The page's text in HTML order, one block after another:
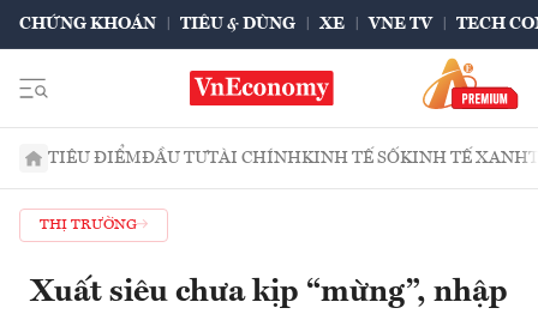
CHỨNG KHOÁN TIÊU & DÙNG XE VNE TV TECH
TIÊU ĐIỂMĐẦU TƯTÀI CHÍNHKINH TẾ SỐKINH TẾ XANH
THỊ TRƯỜNG
Xuất siêu chưa kịp “mừng”, nhập